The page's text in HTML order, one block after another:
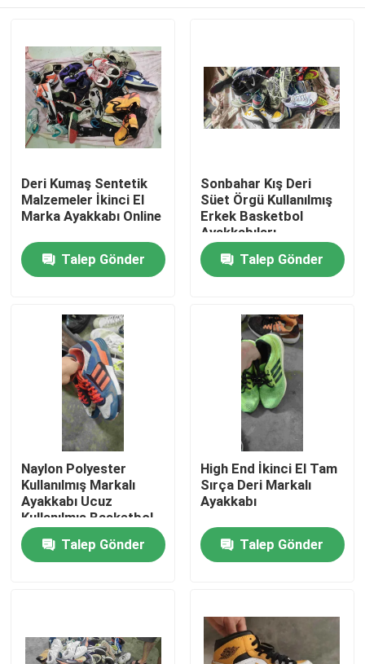
Ev
Ürünler
Hakkımızda
Fabrika turu
Kalite kontrol
Bize Ulaşın
Bir teklif isteği
İlköğretim Çocuk Giyim
Deri Kumaş Sentetik
Malzemeler İkinci El
Marka Ayakkabı Online
Talep Gönder
Sonbahar Kış Deri
Süet Örgü Kullanılmış
Erkek Basketbol
Ayakkabıları
Talep Gönder
Naylon Polyester
Kullanılmış Markalı
Ayakkabı Ucuz
Kullanılmış Basketbol
Ayakkabıları Düz ​​
Topuk Talep Gönder
High End İkinci El Tam
Sırça Deri Markalı
Ayakkabı
Talep Gönder